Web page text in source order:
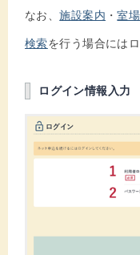
なお、施設案内 ・室
検索を行う場合には
ログイン情報入力